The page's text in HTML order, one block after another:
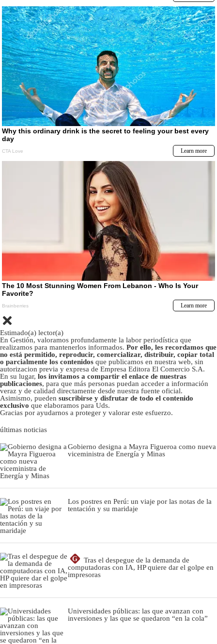
Estimado(a) lector(a)
En Gestión, valoramos profundamente la labor periodística que
realizamos para mantenerlos informados. Por ello, les recordamos que
no está permitido, reproducir, comercializar, distribuir, copiar total
o parcialmente los contenidos que publicamos en nuestra web, sin
autorizacion previa y expresa de Empresa Editora El Comercio S.A.
En su lugar, los invitamos a compartir el enlace de nuestras
publicaciones, para que más personas puedan acceder a información
veraz y de calidad directamente desde nuestra fuente oficial.
Asimismo, pueden suscribirse y disfrutar de todo el contenido
exclusivo que elaboramos para Uds.
Gracias por ayudarnos a proteger y valorar este esfuerzo.
últimas noticias
Gobierno designa a Mayra Figueroa como nueva
viceministra de Energía y Minas
Los postres en Perú: un viaje por las notas de la
tentación y su maridaje
G
Tras el despegue de la demanda de
computadoras con IA, HP quiere dar el golpe en
impresoras
Universidades públicas: las que avanzan con
inversiones y las que se quedaron “en la cola”